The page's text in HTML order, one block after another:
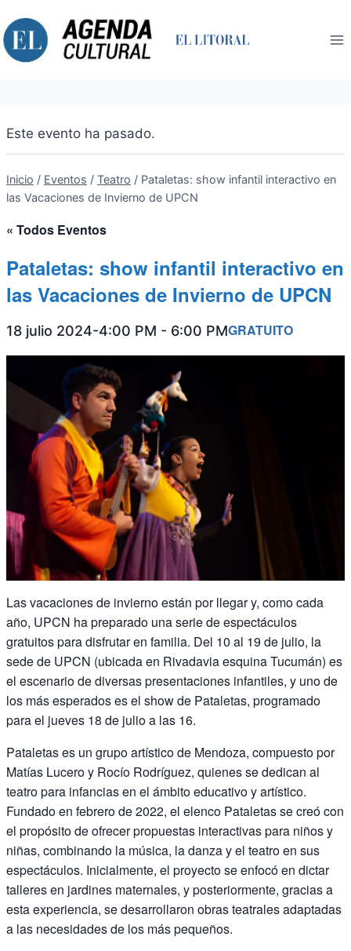
al
contenido
Este evento ha pasado.
Inicio / Eventos / Teatro / Pataletas: show infantil interactivo en
las Vacaciones de Invierno de UPCN
« Todos Eventos
Pataletas: show infantil interactivo en
las Vacaciones de Invierno de UPCN
18 julio 2024-4:00 PM - 6:00 PMGRATUITO
Las vacaciones de invierno están por llegar y, como cada
año, UPCN ha preparado una serie de espectáculos
gratuitos para disfrutar en familia. Del 10 al 19 de julio, la
sede de UPCN (ubicada en Rivadavia esquina Tucumán) es
el escenario de diversas presentaciones infantiles, y uno de
los más esperados es el show de Pataletas, programado
para el jueves 18 de julio a las 16.
Pataletas es un grupo artístico de Mendoza, compuesto por
Matías Lucero y Rocío Rodríguez, quienes se dedican al
teatro para infancias en el ámbito educativo y artístico.
Fundado en febrero de 2022, el elenco Pataletas se creó con
el propósito de ofrecer propuestas interactivas para niños y
niñas, combinando la música, la danza y el teatro en sus
espectáculos. Inicialmente, el proyecto se enfocó en dictar
talleres en jardines maternales, y posteriormente, gracias a
esta experiencia, se desarrollaron obras teatrales adaptadas
a las necesidades de los más pequeños.